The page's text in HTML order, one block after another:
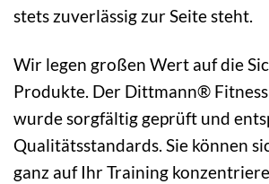
stets zuverlässig zur Seite steht.
Wir legen großen Wert auf die
Produkte. Der Dittmann® Fitness
wurde sorgfältig geprüft und
Qualitätsstandards. Sie können
ganz auf Ihr Training